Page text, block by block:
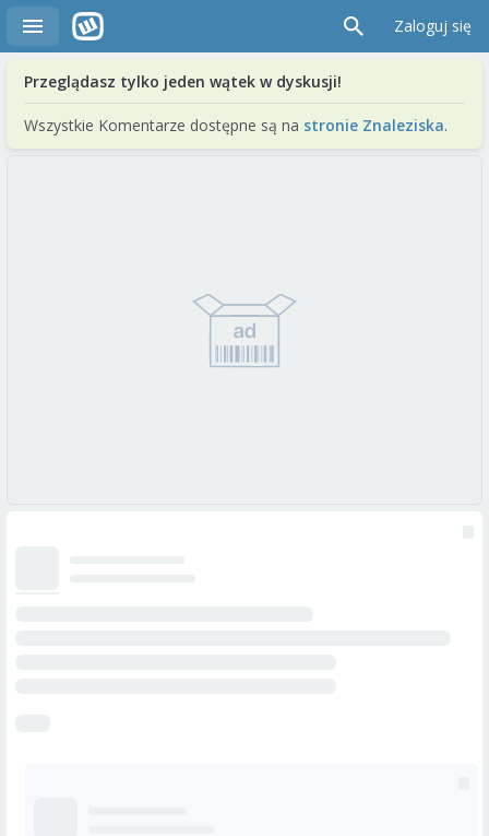
Zaloguj się
Przeglądasz tylko jeden wątek w dyskusji!
Wszystkie Komentarze dostępne są na stronie Znaleziska.